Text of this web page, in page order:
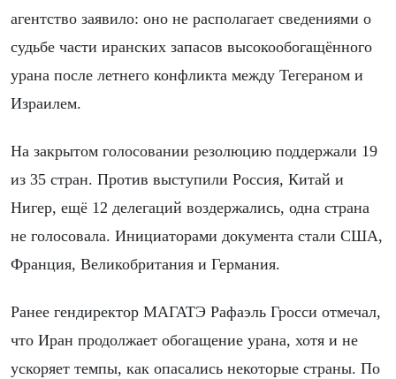
агентство заявило: оно не располагает сведениями о
судьбе части иранских запасов высокообогащённого
урана после летнего конфликта между Тегераном и
Израилем.
На закрытом голосовании резолюцию поддержали 19
из 35 стран. Против выступили Россия, Китай и
Нигер, ещё 12 делегаций воздержались, одна страна
не голосовала. Инициаторами документа стали США,
Франция, Великобритания и Германия.
Ранее гендиректор МАГАТЭ Рафаэль Гросси отмечал,
что Иран продолжает обогащение урана, хотя и не
ускоряет темпы, как опасались некоторые страны. По